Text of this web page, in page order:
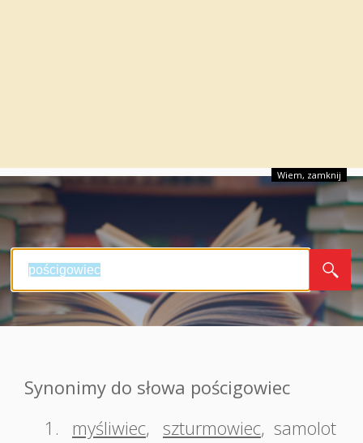
Wiem, zamknij
Synonimy do słowa pościgowiec
1.
myśliwiec, szturmowiec, samolot